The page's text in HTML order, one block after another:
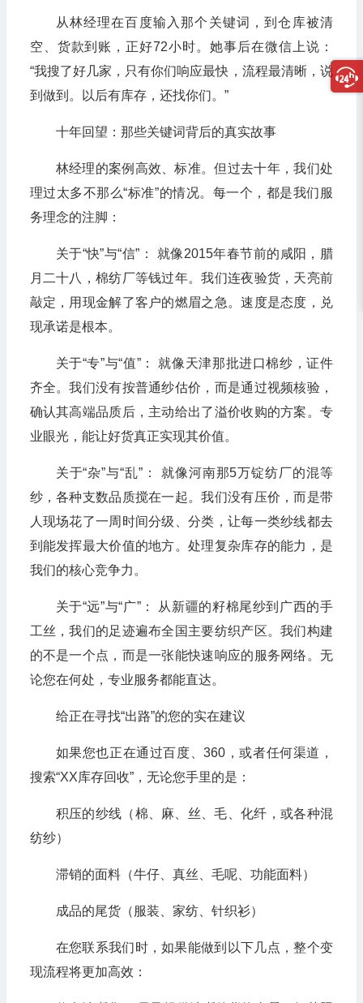
从林经理在百度输入那个关键词，到仓库被清
空、货款到账，正好72小时。她事后在微信上说：
“我搜了好几家，只有你们响应最快，流程最清晰，说
到做到。以后有库存，还找你们。”
十年回望：那些关键词背后的真实故事
林经理的案例高效、标准。但过去十年，我们处
理过太多不那么“标准”的情况。每一个，都是我们服
务理念的注脚：
关于“快”与“信”： 就像2015年春节前的咸阳，腊
月二十八，棉纺厂等钱过年。我们连夜验货，天亮前
敲定，用现金解了客户的燃眉之急。速度是态度，兑
现承诺是根本。
关于“专”与“值”： 就像天津那批进口棉纱，证件
齐全。我们没有按普通纱估价，而是通过视频核验，
确认其高端品质后，主动给出了溢价收购的方案。专
业眼光，能让好货真正实现其价值。
关于“杂”与“乱”： 就像河南那5万锭纺厂的混等
纱，各种支数品质搅在一起。我们没有压价，而是带
人现场花了一周时间分级、分类，让每一类纱线都去
到能发挥最大价值的地方。处理复杂库存的能力，是
我们的核心竞争力。
关于“远”与“广”： 从新疆的籽棉尾纱到广西的手
工丝，我们的足迹遍布全国主要纺织产区。我们构建
的不是一个点，而是一张能快速响应的服务网络。无
论您在何处，专业服务都能直达。
给正在寻找“出路”的您的实在建议
如果您也正在通过百度、360，或者任何渠道，
搜索“XX库存回收”，无论您手里的是：
积压的纱线（棉、麻、丝、毛、化纤，或各种混
纺纱）
滞销的面料（牛仔、真丝、毛呢、功能面料）
成品的尾货（服装、家纺、针织衫）
在您联系我们时，如果能做到以下几点，整个变
现流程将更加高效：